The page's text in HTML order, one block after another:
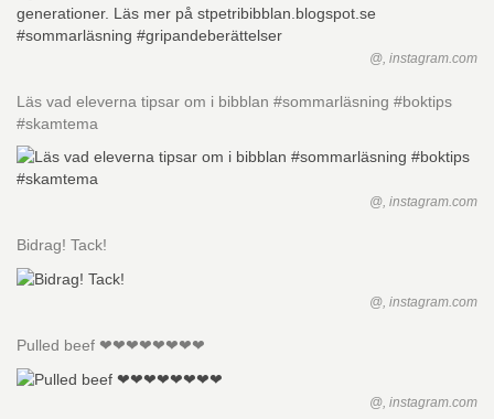
@, instagram.com
Läs vad eleverna tipsar om i bibblan #sommarläsning #boktips
#skamtema
@, instagram.com
Bidrag! Tack!
@, instagram.com
Pulled beef ❤❤❤❤❤❤❤❤
@, instagram.com